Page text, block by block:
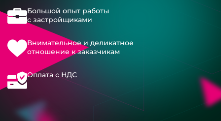
Большой опыт работы
с застройщиками
Внимательное и деликатное
отношение к заказчикам
Оплата с НДС